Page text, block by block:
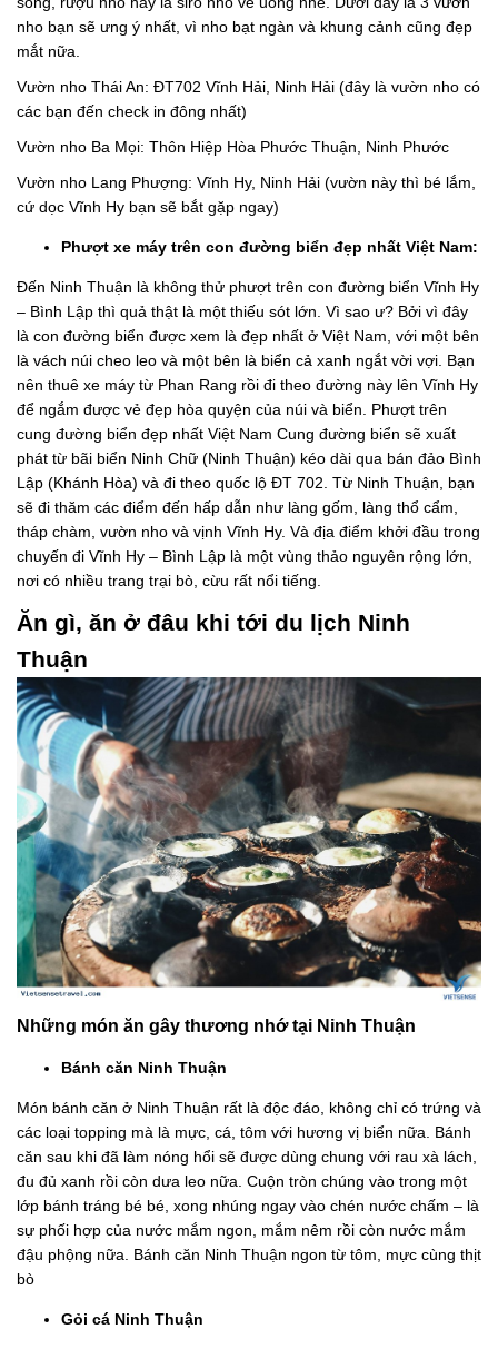
nho bạn sẽ ưng ý nhất, vì nho bạt ngàn và khung cảnh cũng đẹp
mắt nữa.
Vườn nho Thái An: ĐT702 Vĩnh Hải, Ninh Hải (đây là vườn nho có
các bạn đến check in đông nhất)
Vườn nho Ba Mọi: Thôn Hiệp Hòa Phước Thuận, Ninh Phước
Vườn nho Lang Phượng: Vĩnh Hy, Ninh Hải (vườn này thì bé lắm,
cứ dọc Vĩnh Hy bạn sẽ bắt gặp ngay)
Phượt xe máy trên con đường biển đẹp nhất Việt Nam:
Đến Ninh Thuận là không thử phượt trên con đường biển Vĩnh Hy
– Bình Lập thì quả thật là một thiếu sót lớn. Vì sao ư? Bởi vì đây
là con đường biển được xem là đẹp nhất ở Việt Nam, với một bên
là vách núi cheo leo và một bên là biển cả xanh ngắt vời vợi. Bạn
nên thuê xe máy từ Phan Rang rồi đi theo đường này lên Vĩnh Hy
để ngắm được vẻ đẹp hòa quyện của núi và biển. Phượt trên
cung đường biển đẹp nhất Việt Nam Cung đường biển sẽ xuất
phát từ bãi biển Ninh Chữ (Ninh Thuận) kéo dài qua bán đảo Bình
Lập (Khánh Hòa) và đi theo quốc lộ ĐT 702. Từ Ninh Thuận, bạn
sẽ đi thăm các điểm đến hấp dẫn như làng gốm, làng thổ cẩm,
tháp chàm, vườn nho và vịnh Vĩnh Hy. Và địa điểm khởi đầu trong
chuyến đi Vĩnh Hy – Bình Lập là một vùng thảo nguyên rộng lớn,
nơi có nhiều trang trại bò, cừu rất nổi tiếng.
Ăn gì, ăn ở đâu khi tới du lịch Ninh
Thuận
Những món ăn gây thương nhớ tại Ninh Thuận
Bánh căn Ninh Thuận
Món bánh căn ở Ninh Thuận rất là độc đáo, không chỉ có trứng và
các loại topping mà là mực, cá, tôm với hương vị biển nữa. Bánh
căn sau khi đã làm nóng hổi sẽ được dùng chung với rau xà lách,
đu đủ xanh rồi còn dưa leo nữa. Cuộn tròn chúng vào trong một
lớp bánh tráng bé bé, xong nhúng ngay vào chén nước chấm – là
sự phối hợp của nước mắm ngon, mắm nêm rồi còn nước mắm
đậu phộng nữa. Bánh căn Ninh Thuận ngon từ tôm, mực cùng thịt
bò
Gỏi cá Ninh Thuận